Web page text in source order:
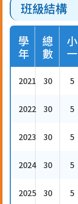
班級結構
學
年
總
數
小
一
2021 30 5
2022 30 5
2023 30 5
2024 30 5
2025 30 5